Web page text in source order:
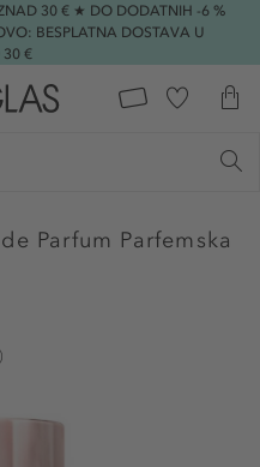
30 € ★ DO DODATNIH -6 %
BESPLATNA DOSTAVA U
30 €
Parfum Parfemska